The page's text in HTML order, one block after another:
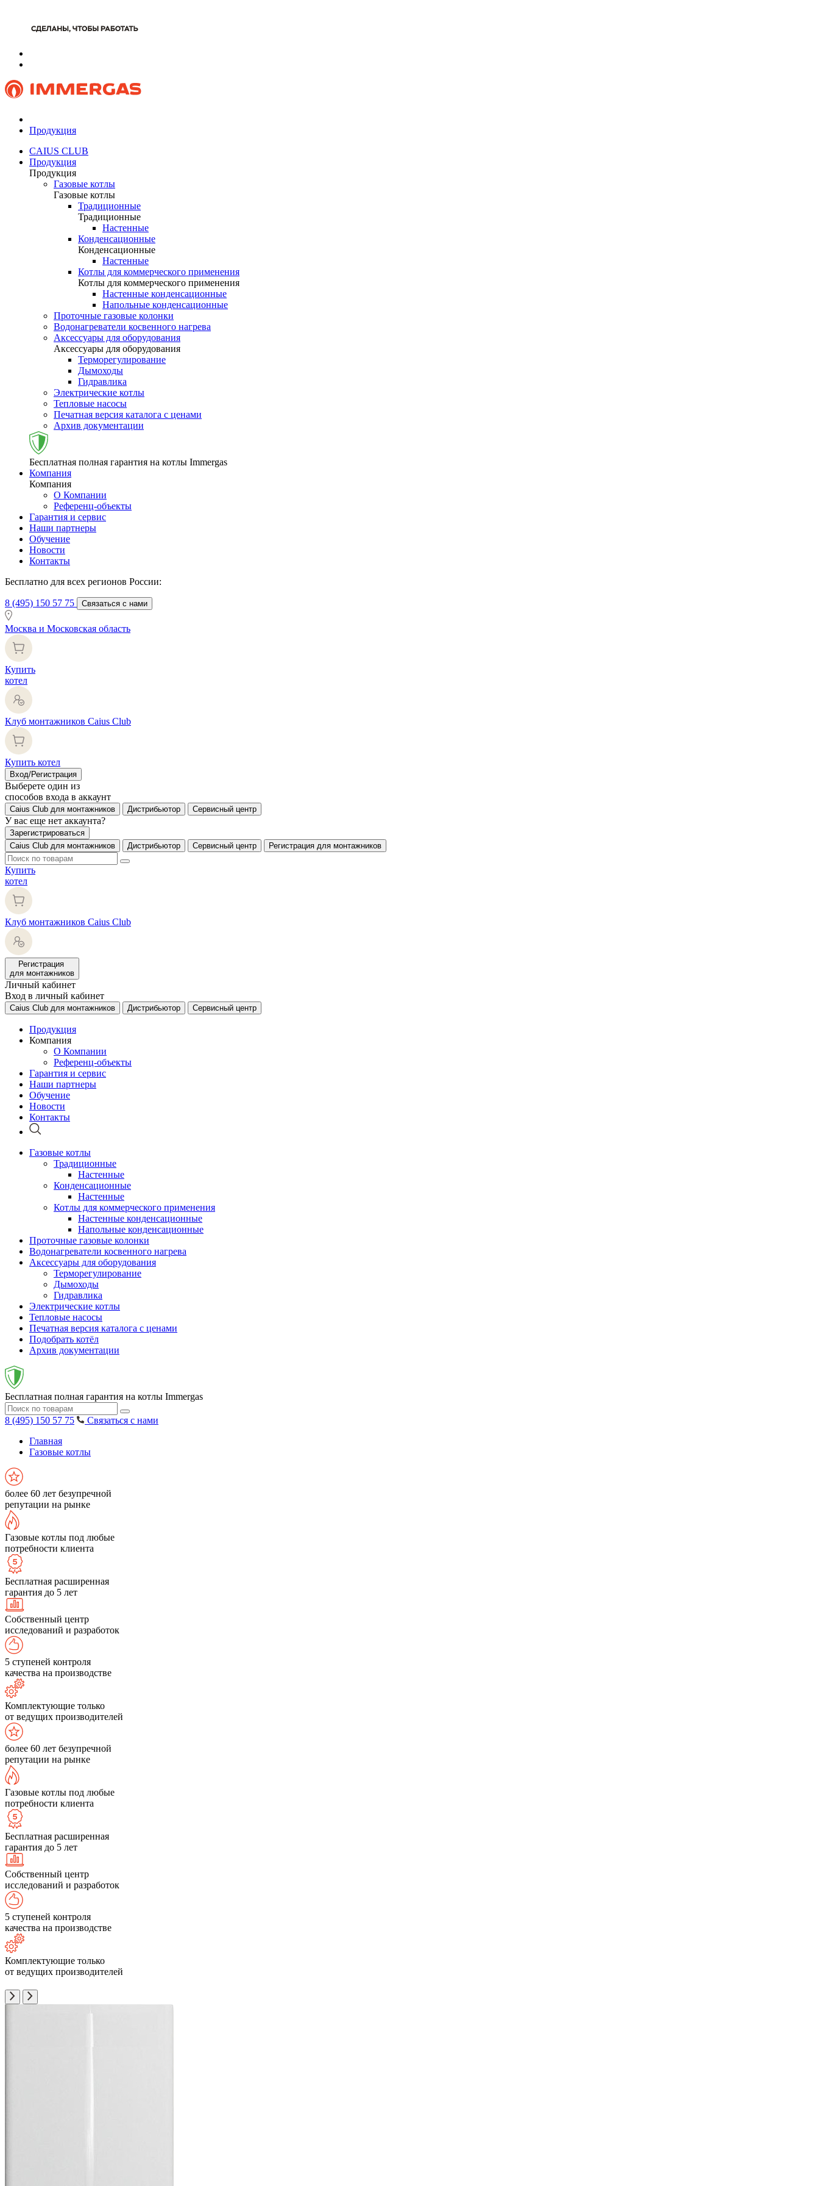
Продукция
CAIUS CLUB
Продукция
Продукция
Газовые котлы
Газовые котлы
Традиционные
Традиционные
Настенные
Конденсационные
Конденсационные
Настенные
Котлы для коммерческого применения
Котлы для коммерческого применения
Настенные конденсационные
Напольные конденсационные
Проточные газовые колонки
Водонагреватели косвенного нагрева
Аксессуары для оборудования
Аксессуары для оборудования
Терморегулирование
Дымоходы
Гидравлика
Электрические котлы
Тепловые насосы
Печатная версия каталога с ценами
Архив документации
Бесплатная полная гарантия на котлы Immergas
Компания
Компания
О Компании
Референц-объекты
Гарантия и сервис
Наши партнеры
Обучение
Новости
Контакты
Бесплатно для всех регионов России:
8 (495) 150 57 75 Связаться с нами
Москва и Московская область
Купить
котел
Клуб монтажников Caius Club
Купить котел
Вход/Регистрация
Выберете один из
способов входа в аккаунт
Caius Club для монтажников Дистрибьютор Сервисный центр
У вас еще нет аккаунта?
Зарегистрироваться
Caius Club для монтажников
Дистрибьютор Сервисный центр Регистрация для монтажников
Купить
котел
Клуб монтажников Caius Club
Регистрация
для монтажников
Личный кабинет
Вход в личный кабинет
Caius Club для монтажников Дистрибьютор Сервисный центр
Продукция
Компания
О Компании
Референц-объекты
Гарантия и сервис
Наши партнеры
Обучение
Новости
Контакты
Газовые котлы
Традиционные
Настенные
Конденсационные
Настенные
Котлы для коммерческого применения
Настенные конденсационные
Напольные конденсационные
Проточные газовые колонки
Водонагреватели косвенного нагрева
Аксессуары для оборудования
Терморегулирование
Дымоходы
Гидравлика
Электрические котлы
Тепловые насосы
Печатная версия каталога с ценами
Подобрать котёл
Архив документации
Бесплатная полная гарантия на котлы Immergas
8 (495) 150 57 75
Связаться с нами
Главная
Газовые котлы
более 60 лет безупречной
репутации на рынке
Газовые котлы под любые
потребности клиента
Бесплатная расширенная
гарантия до 5 лет
Собственный центр
исследований и разработок
5 ступеней контроля
качества на производстве
Комплектующие только
от ведущих производителей
более 60 лет безупречной
репутации на рынке
Газовые котлы под любые
потребности клиента
Бесплатная расширенная
гарантия до 5 лет
Собственный центр
исследований и разработок
5 ступеней контроля
качества на производстве
Комплектующие только
от ведущих производителей